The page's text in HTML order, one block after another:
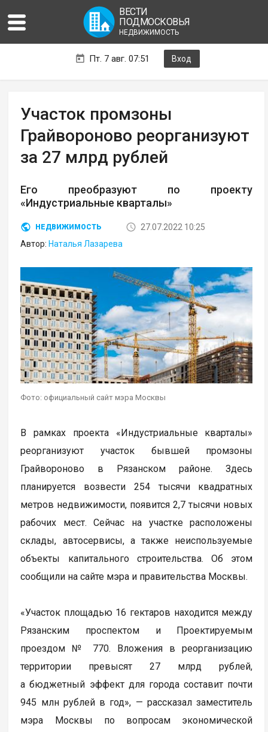
ВЕСТИ
ПОДМОСКОВЬЯ
НЕДВИЖИМОСТЬ
Пт. 7 авг. 07:51 Вход
Участок промзоны
Грайвороново реорганизуют
за 27 млрд рублей
Его преобразуют по проекту
«Индустриальные кварталы»
НЕДВИЖИМОСТЬ
27.07.2022 10:25
Автор: Наталья Лазарева
Фото: официальный сайт мэра Москвы
В рамках проекта «Индустриальные кварталы»
реорганизуют участок бывшей промзоны
Грайвороново в Рязанском районе. Здесь
планируется возвести 254 тысячи квадратных
метров недвижимости, появится 2,7 тысячи новых
рабочих мест. Сейчас на участке расположены
склады, автосервисы, а также неиспользуемые
объекты капитального строительства. Об этом
сообщили на сайте мэра и правительства Москвы.
«Участок площадью 16 гектаров находится между
Рязанским проспектом и Проектируемым
проездом № 770. Вложения в реорганизацию
территории превысят 27 млрд рублей,
а бюджетный эффект для города составит почти
945 млн рублей в год», — рассказал заместитель
мэра Москвы по вопросам экономической